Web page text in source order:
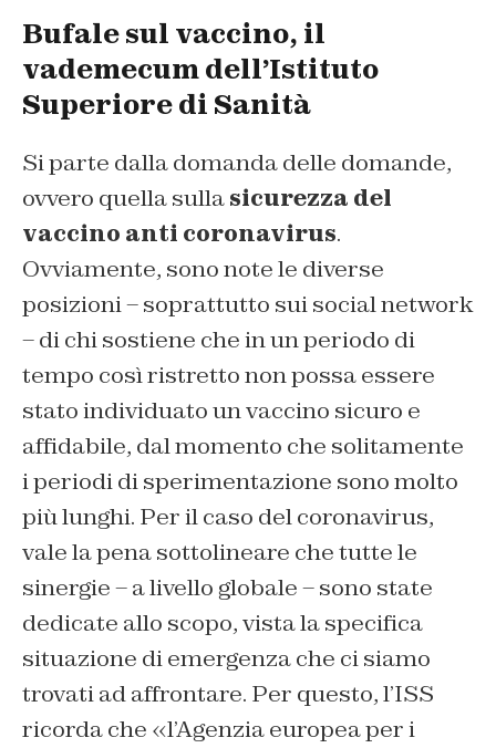
Bufale sul vaccino, il
vademecum dell’Istituto
Superiore di Sanità
Si parte dalla domanda delle domande,
ovvero quella sullasicurezza del
vaccino anti coronavirus.
Ovviamente, sono note le diverse
posizioni – soprattutto sui social network
– di chi sostiene che in un periodo di
tempo così ristretto non possa essere
stato individuato un vaccino sicuro e
affidabile, dal momento che solitamente
i periodi di sperimentazione sono molto
più lunghi. Per il caso del coronavirus,
vale la pena sottolineare che tutte le
sinergie – a livello globale – sono state
dedicate allo scopo, vista la specifica
situazione di emergenza che ci siamo
trovati ad affrontare. Per questo, l’ISS
ricorda che «l’Agenzia europea per i